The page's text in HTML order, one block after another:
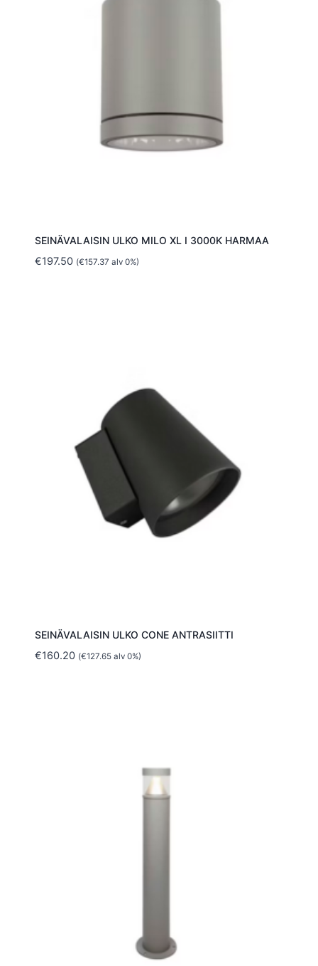
SEINÄVALAISIN ULKO MILO XL I 3000K HARMAA
€197.50 (€157.37 alv 0%)
SEINÄVALAISIN ULKO CONE ANTRASIITTI
€160.20 (€127.65alv 0%)